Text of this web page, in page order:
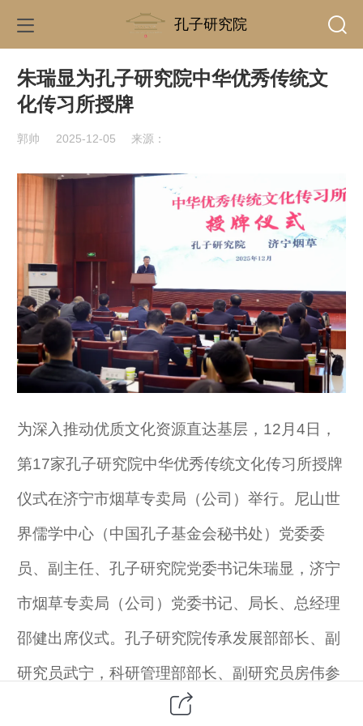
孔子研究院
朱瑞显为孔子研究院中华优秀传统文
化传习所授牌
郭帅 2025-12-05 来源：
为深入推动优质文化资源直达基层，12月4日，
第17家孔子研究院中华优秀传统文化传习所授牌
仪式在济宁市烟草专卖局（公司）举行。尼山世
界儒学中心（中国孔子基金会秘书处）党委委
员、副主任、孔子研究院党委书记朱瑞显，济宁
市烟草专卖局（公司）党委书记、局长、总经理
邵健出席仪式。孔子研究院传承发展部部长、副
研究员武宁，科研管理部部长、副研究员房伟参